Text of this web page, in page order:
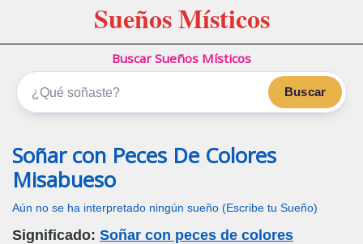
Sueños Místicos
Buscar Sueños Místicos
Buscar
Soñar con Peces De Colores
Misabueso
Aún no se ha interpretado ningún sueño (Escribe tu Sueño)
Significado: Soñar con peces de colores